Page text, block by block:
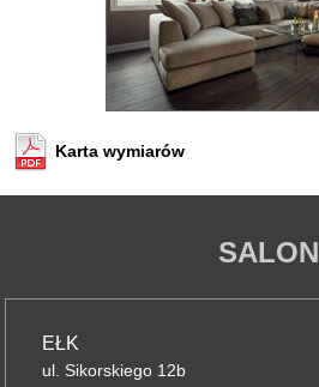
Karta wymiarów
SALON
EŁK
ul. Sikorskiego 12b